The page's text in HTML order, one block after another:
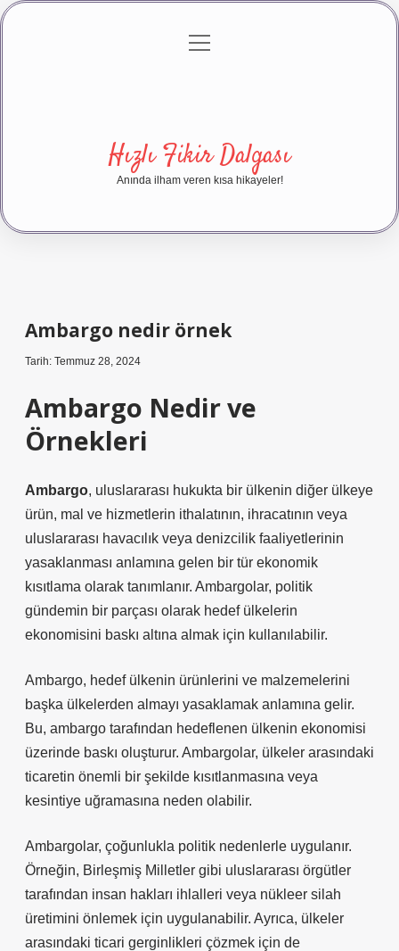
Gizlilik Politikası
menüyü
Hızlı Fikir Dalgası
Anında ilham veren kısa hikayeler!
Ambargo nedir örnek
Tarih: Temmuz 28, 2024
Ambargo Nedir ve
Örnekleri
Ambargo, uluslararası hukukta bir ülkenin diğer ülkeye
ürün, mal ve hizmetlerin ithalatının, ihracatının veya
uluslararası havacılık veya denizcilik faaliyetlerinin
yasaklanması anlamına gelen bir tür ekonomik
kısıtlama olarak tanımlanır. Ambargolar, politik
gündemin bir parçası olarak hedef ülkelerin
ekonomisini baskı altına almak için kullanılabilir.
Ambargo, hedef ülkenin ürünlerini ve malzemelerini
başka ülkelerden almayı yasaklamak anlamına gelir.
Bu, ambargo tarafından hedeflenen ülkenin ekonomisi
üzerinde baskı oluşturur. Ambargolar, ülkeler arasındaki
ticaretin önemli bir şekilde kısıtlanmasına veya
kesintiye uğramasına neden olabilir.
Ambargolar, çoğunlukla politik nedenlerle uygulanır.
Örneğin, Birleşmiş Milletler gibi uluslararası örgütler
tarafından insan hakları ihlalleri veya nükleer silah
üretimini önlemek için uygulanabilir. Ayrıca, ülkeler
arasındaki ticari gerginlikleri çözmek için de